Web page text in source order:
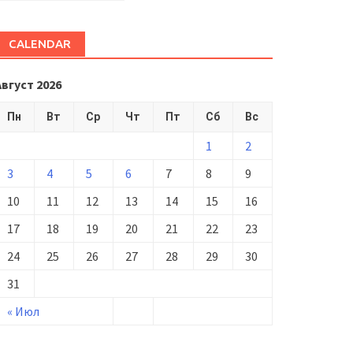
CALENDAR
2026
Пн Вт Ср Чт Пт Сб Вс
« Июл
1
2
3
4 5 6 7 8
9
10
11 12 13 14 15
16
17
18 19 20 21 22
23
24
25 26 27 28 29
30
31